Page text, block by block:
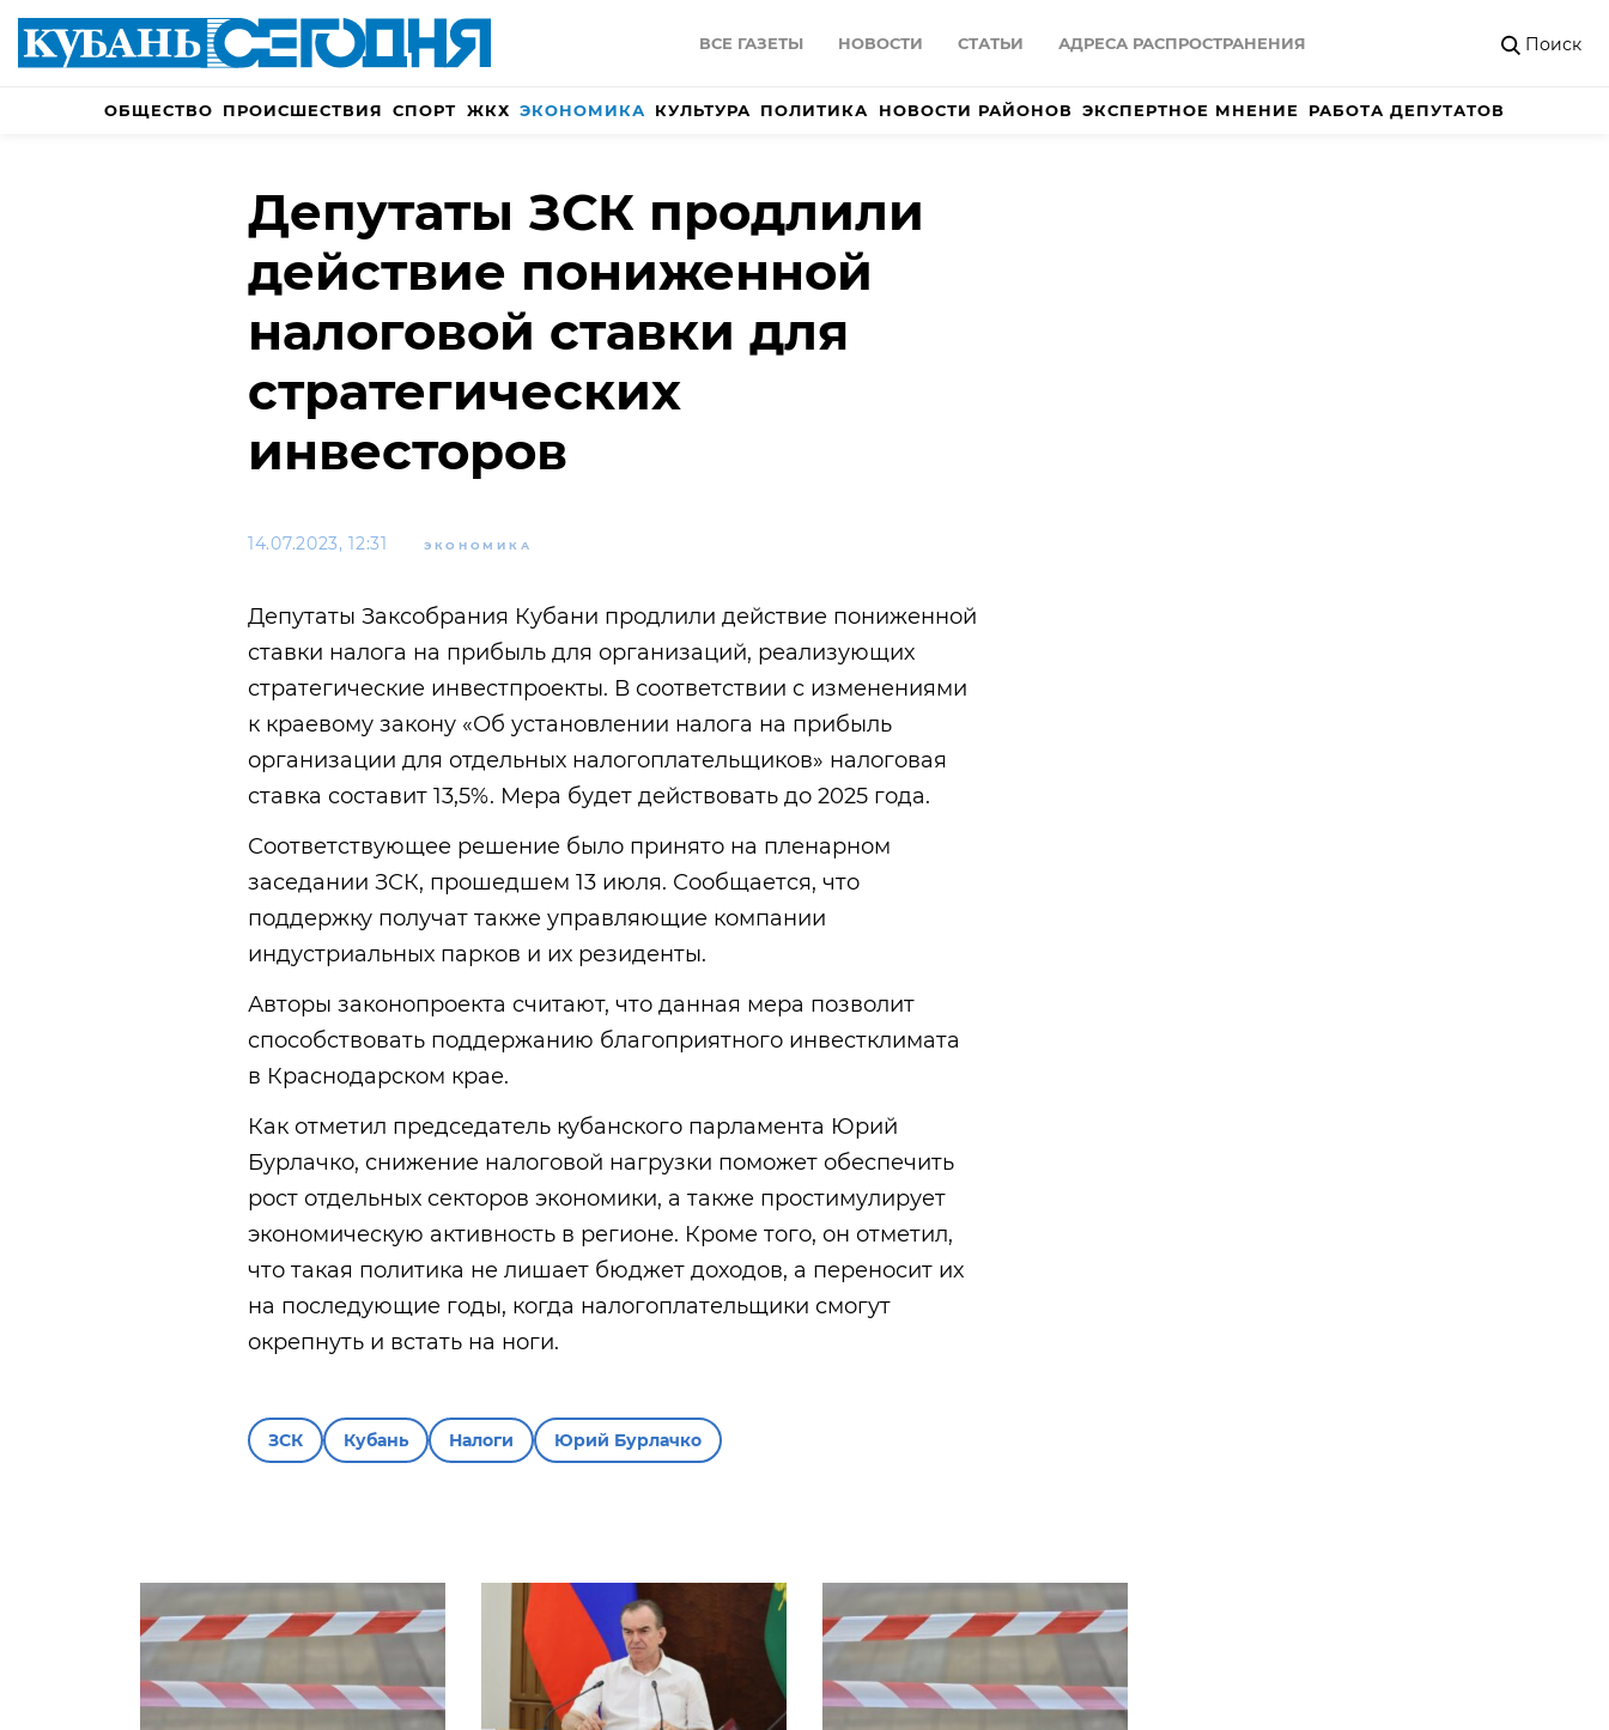
ВСЕ ГАЗЕТЫ НОВОСТИ СТАТЬИ АДРЕСА РАСПРОСТРАНЕНИЯ Поиск
ОБЩЕСТВО ПРОИСШЕСТВИЯ СПОРТ ЖКХ ЭКОНОМИКА КУЛЬТУРА ПОЛИТИКА НОВОСТИ РАЙОНОВ ЭКСПЕРТНОЕ МНЕНИЕ РАБОТА ДЕПУТАТОВ
Депутаты ЗСК продлили
действие пониженной
налоговой ставки для
стратегических
инвесторов
14.07.2023, 12:31 ЭКОНОМИКА
Депутаты Заксобрания Кубани продлили действие пониженной
ставки налога на прибыль для организаций, реализующих
стратегические инвестпроекты. В соответствии с изменениями
к краевому закону «Об установлении налога на прибыль
организации для отдельных налогоплательщиков» налоговая
ставка составит 13,5%. Мера будет действовать до 2025 года.
Соответствующее решение было принято на пленарном
заседании ЗСК, прошедшем 13 июля. Сообщается, что
поддержку получат также управляющие компании
индустриальных парков и их резиденты.
Авторы законопроекта считают, что данная мера позволит
способствовать поддержанию благоприятного инвестклимата
в Краснодарском крае.
Как отметил председатель кубанского парламента Юрий
Бурлачко, снижение налоговой нагрузки поможет обеспечить
рост отдельных секторов экономики, а также простимулирует
экономическую активность в регионе. Кроме того, он отметил,
что такая политика не лишает бюджет доходов, а переносит их
на последующие годы, когда налогоплательщики смогут
окрепнуть и встать на ноги.
ЗСК Кубань Налоги Юрий Бурлачко